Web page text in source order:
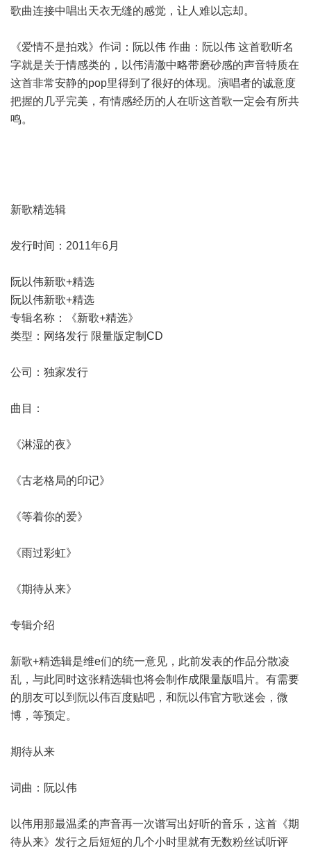
歌曲连接中唱出天衣无缝的感觉，让人难以忘却。
《爱情不是拍戏》作词：阮以伟 作曲：阮以伟 这首歌听名
字就是关于情感类的，以伟清澈中略带磨砂感的声音特质在
这首非常安静的pop里得到了很好的体现。演唱者的诚意度
把握的几乎完美，有情感经历的人在听这首歌一定会有所共
鸣。
新歌精选辑
发行时间：2011年6月
阮以伟新歌+精选
阮以伟新歌+精选
专辑名称：《新歌+精选》
类型：网络发行 限量版定制CD
公司：独家发行
曲目：
《淋湿的夜》
《古老格局的印记》
《等着你的爱》
《雨过彩虹》
《期待从来》
专辑介绍
新歌+精选辑是维e们的统一意见，此前发表的作品分散凌
乱，与此同时这张精选辑也将会制作成限量版唱片。有需要
的朋友可以到阮以伟百度贴吧，和阮以伟官方歌迷会，微
博，等预定。
期待从来
词曲：阮以伟
以伟用那最温柔的声音再一次谱写出好听的音乐，这首《期
待从来》发行之后短短的几个小时里就有无数粉丝试听评